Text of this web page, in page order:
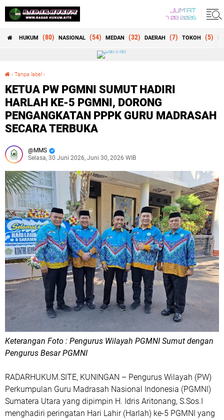
JUM'AT
7 08 2026
HUKUM (80) NASIONAL (54) MEDAN (32) DAERAH (7) TOKOH (5)
› Tanpa label ›
KETUA PW PGMNI SUMUT HADIRI
HARLAH KE-5 PGMNI, DORONG
PENGANGKATAN PPPK GURU MADRASAH
SECARA TERBUKA
MMS
Selasa, 30 Juni 2026, Juni 30, 2026 WIB
Keterangan Foto : Pengurus Wilayah PGMNI Sumut dengan
Pengurus Besar PGMNI
RADARHUKUM.SITE, KUNINGAN – Pengurus Wilayah (PW)
Perkumpulan Guru Madrasah Nasional Indonesia (PGMNI)
Sumatera Utara yang dipimpin H. Idris Aritonang, S.Sos.I
menghadiri peringatan Hari Lahir (Harlah) ke-5 PGMNI yang